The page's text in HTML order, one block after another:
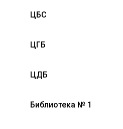
ЦБС
ЦГБ
ЦДБ
Библиотека № 1